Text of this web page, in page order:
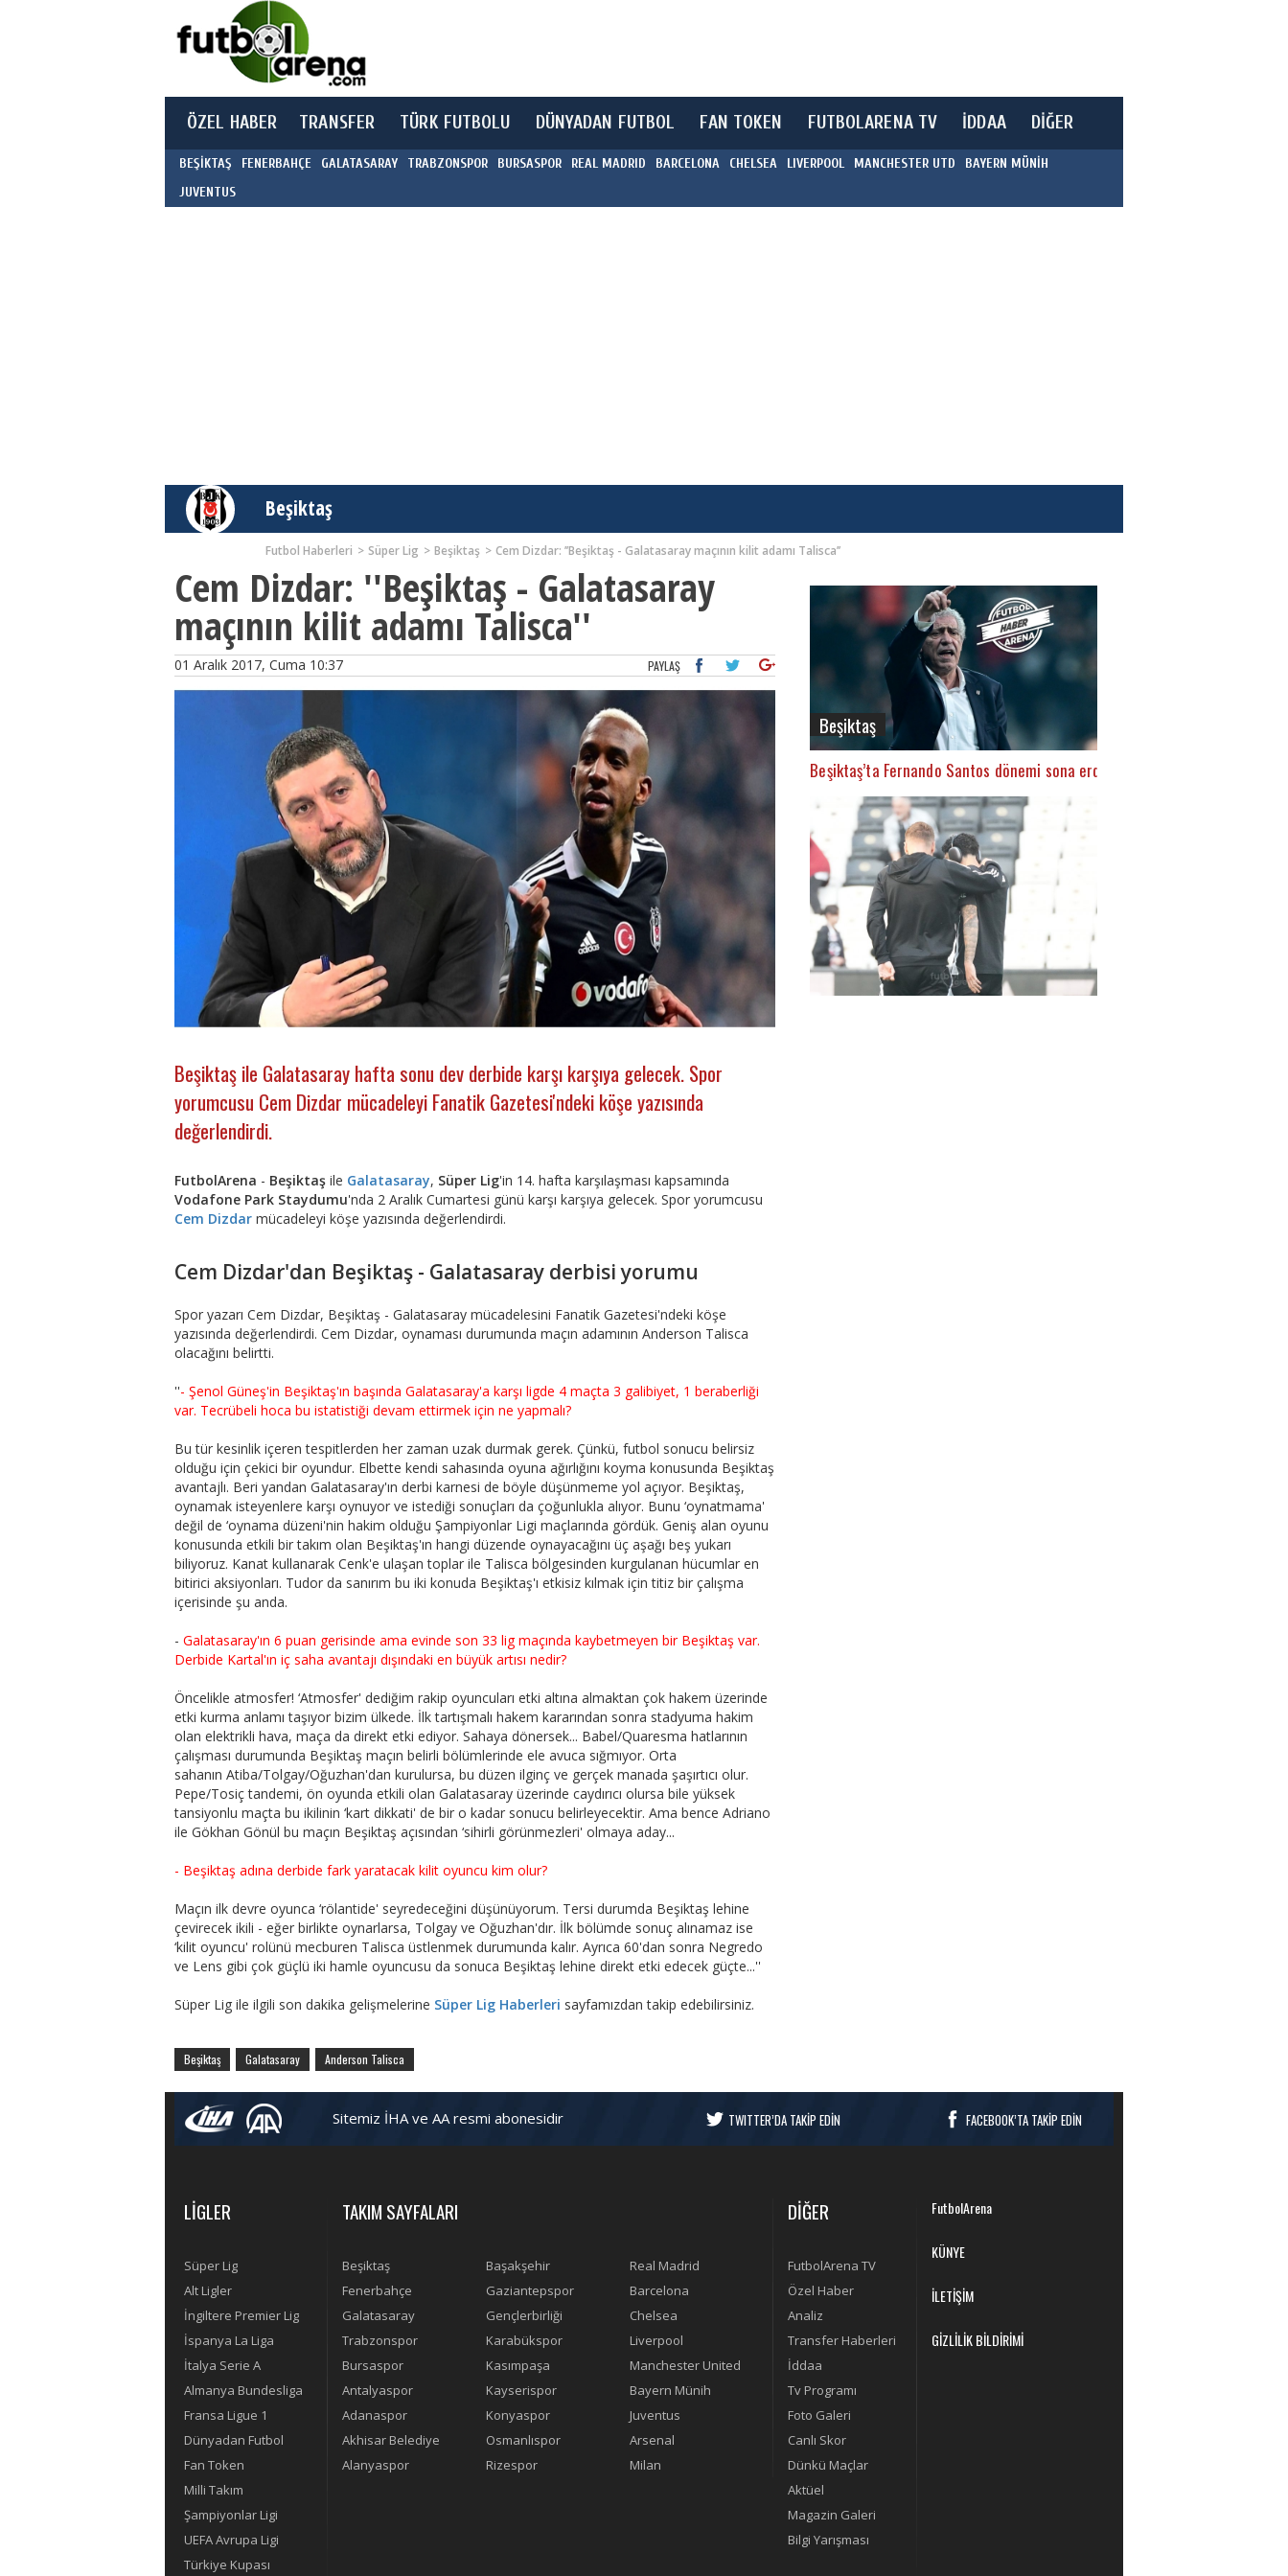
ÖZEL HABER TRANSFER TÜRK FUTBOLU DÜNYADAN FUTBOL FAN TOKEN FUTBOLARENA TV İDDAA DİĞER
BEŞİKTAŞ FENERBAHÇE GALATASARAY TRABZONSPOR BURSASPOR REAL MADRID BARCELONA CHELSEA LIVERPOOL MANCHESTER UTD
BAYERN MÜNİH
JUVENTUS
Beşiktaş
Futbol Haberleri Süper Lig Beşiktaş Cem Dizdar: ’’Beşiktaş - Galatasaray maçının kilit adamı Talisca’’
Cem Dizdar: ''Beşiktaş - Galatasaray
maçının kilit adamı Talisca''
01 Aralık 2017, Cuma 10:37 PAYLAŞ
Beşiktaş ile Galatasaray hafta sonu dev derbide karşı karşıya gelecek. Spor
yorumcusu Cem Dizdar mücadeleyi Fanatik Gazetesi'ndeki köşe yazısında
değerlendirdi.
FutbolArena - Beşiktaş ile Galatasaray, Süper Lig'in 14. hafta karşılaşması kapsamında
Vodafone Park Staydumu'nda 2 Aralık Cumartesi günü karşı karşıya gelecek. Spor yorumcusu
Cem Dizdar mücadeleyi köşe yazısında değerlendirdi.
Cem Dizdar'dan Beşiktaş - Galatasaray derbisi yorumu
Spor yazarı Cem Dizdar, Beşiktaş - Galatasaray mücadelesini Fanatik Gazetesi'ndeki köşe
yazısında değerlendirdi. Cem Dizdar, oynaması durumunda maçın adamının Anderson Talisca
olacağını belirtti.
''- Şenol Güneş'in Beşiktaş'ın başında Galatasaray'a karşı ligde 4 maçta 3 galibiyet, 1 beraberliği
var. Tecrübeli hoca bu istatistiği devam ettirmek için ne yapmalı?
Bu tür kesinlik içeren tespitlerden her zaman uzak durmak gerek. Çünkü, futbol sonucu belirsiz
olduğu için çekici bir oyundur. Elbette kendi sahasında oyuna ağırlığını koyma konusunda Beşiktaş
avantajlı. Beri yandan Galatasaray'ın derbi karnesi de böyle düşünmeme yol açıyor. Beşiktaş,
oynamak isteyenlere karşı oynuyor ve istediği sonuçları da çoğunlukla alıyor. Bunu ‘oynatmama'
değil de ‘oynama düzeni'nin hakim olduğu Şampiyonlar Ligi maçlarında gördük. Geniş alan oyunu
konusunda etkili bir takım olan Beşiktaş'ın hangi düzende oynayacağını üç aşağı beş yukarı
biliyoruz. Kanat kullanarak Cenk'e ulaşan toplar ile Talisca bölgesinden kurgulanan hücumlar en
bitirici aksiyonları. Tudor da sanırım bu iki konuda Beşiktaş'ı etkisiz kılmak için titiz bir çalışma
içerisinde şu anda.
- Galatasaray'ın 6 puan gerisinde ama evinde son 33 lig maçında kaybetmeyen bir Beşiktaş var.
Derbide Kartal'ın iç saha avantajı dışındaki en büyük artısı nedir?
Öncelikle atmosfer! ‘Atmosfer' dediğim rakip oyuncuları etki altına almaktan çok hakem üzerinde
etki kurma anlamı taşıyor bizim ülkede. İlk tartışmalı hakem kararından sonra stadyuma hakim
olan elektrikli hava, maça da direkt etki ediyor. Sahaya dönersek... Babel/Quaresma hatlarının
çalışması durumunda Beşiktaş maçın belirli bölümlerinde ele avuca sığmıyor. Orta
sahanın Atiba/Tolgay/Oğuzhan'dan kurulursa, bu düzen ilginç ve gerçek manada şaşırtıcı olur.
Pepe/Tosiç tandemi, ön oyunda etkili olan Galatasaray üzerinde caydırıcı olursa bile yüksek
tansiyonlu maçta bu ikilinin ‘kart dikkati' de bir o kadar sonucu belirleyecektir. Ama bence Adriano
ile Gökhan Gönül bu maçın Beşiktaş açısından ‘sihirli görünmezleri' olmaya aday...
- Beşiktaş adına derbide fark yaratacak kilit oyuncu kim olur?
Maçın ilk devre oyunca ‘rölantide' seyredeceğini düşünüyorum. Tersi durumda Beşiktaş lehine
çevirecek ikili - eğer birlikte oynarlarsa, Tolgay ve Oğuzhan'dır. İlk bölümde sonuç alınamaz ise
‘kilit oyuncu' rolünü mecburen Talisca üstlenmek durumunda kalır. Ayrıca 60'dan sonra Negredo
ve Lens gibi çok güçlü iki hamle oyuncusu da sonuca Beşiktaş lehine direkt etki edecek güçte...''
Süper Lig ile ilgili son dakika gelişmelerine Süper Lig Haberleri sayfamızdan takip edebilirsiniz.
Beşiktaş Galatasaray Anderson Talisca
Beşiktaş
Beşiktaş’ta Fernando Santos dönemi sona erdi
Sitemiz İHA ve AA resmi abonesidir TWITTER’DA TAKİP EDİN FACEBOOK’TA TAKİP EDİN
LİGLER
Süper Lig
Alt Ligler
İngiltere Premier Lig
İspanya La Liga
İtalya Serie A
Almanya Bundesliga
Fransa Ligue 1
Dünyadan Futbol
Fan Token
Milli Takım
Şampiyonlar Ligi
UEFA Avrupa Ligi
Türkiye Kupası
TAKIM SAYFALARI
Beşiktaş Başakşehir
Real Madrid
Fenerbahçe
Gaziantepspor
Barcelona
Galatasaray
Gençlerbirliği
Chelsea
Trabzonspor
Karabükspor
Liverpool
Bursaspor
Kasımpaşa
Manchester United
Antalyaspor
Kayserispor
Bayern Münih
Adanaspor
Konyaspor
Juventus
Akhisar Belediye
Osmanlıspor
Arsenal
Alanyaspor
Rizespor Milan
DİĞER
FutbolArena TV
Özel Haber
Analiz
Transfer Haberleri
İddaa
Tv Programı
Foto Galeri
Canlı Skor
Dünkü Maçlar
Aktüel
Magazin Galeri
Bilgi Yarışması
FutbolArena
KÜNYE
İLETİŞİM
GİZLİLİK BİLDİRİMİ